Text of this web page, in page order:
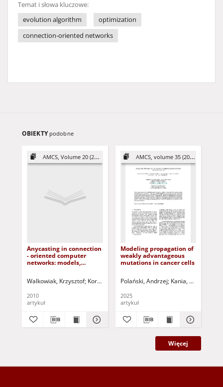
Temat i słowa kluczowe:
evolution algorithm
optimization
connection-oriented networks
OBIEKTY podobne
AMCS, Volume 20 (2010)
Anycasting in connection
- oriented computer
networks: models,
Walkowiak, Krzysztof Korbicz, Józef (1951- ) - red. Uciński, Dariusz -
2010
artykuł
AMCS, volume 35 (2025)
Modeling propagation of
weakly advantageous
mutations in cancer cells
Polański, Andrzej Kania, Mateusz
2025
artykuł
Więcej